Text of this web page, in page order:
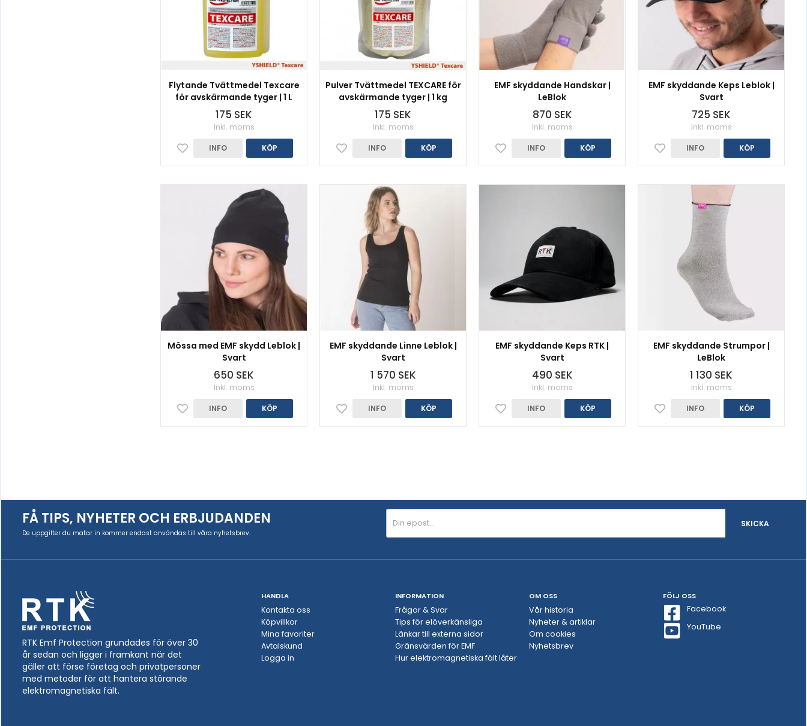
Flytande Tvättmedel Texcare
för avskärmande tyger | 1 L
175 SEK
Inkl. moms
INFO KÖP
Pulver Tvättmedel TEXCARE för
avskärmande tyger | 1 kg
175 SEK
Inkl. moms
INFO KÖP
EMF skyddande Handskar |
LeBlok
870 SEK
Inkl. moms
INFO KÖP
EMF skyddande Keps Leblok |
Svart
725 SEK
Inkl. moms
INFO KÖP
Mössa med EMF skydd Leblok |
Svart
650 SEK
Inkl. moms
INFO KÖP
EMF skyddande Linne Leblok |
Svart
1 570 SEK
Inkl. moms
INFO KÖP
EMF skyddande Keps RTK |
Svart
490 SEK
Inkl. moms
INFO KÖP
EMF skyddande Strumpor |
LeBlok
1 130 SEK
Inkl. moms
INFO KÖP
FÅ TIPS, NYHETER OCH ERBJUDANDEN
De uppgifter du matar in kommer endast användas till våra nyhetsbrev.
SKICKA
RTK Emf Protection grundades för över 30
år sedan och ligger i framkant när det
gäller att förse företag och privatpersoner
med metoder för att hantera störande
elektromagnetiska fält.
HANDLA
Kontakta oss
Köpvillkor
Mina favoriter
Avtalskund
Logga in
INFORMATION
Frågor & Svar
Tips för elöverkänsliga
Länkar till externa sidor
Gränsvärden för EMF
Hur elektromagnetiska fält låter
OM OSS
Vår historia
Nyheter & artiklar
Om cookies
Nyhetsbrev
FÖLJ OSS
Facebook
YouTube